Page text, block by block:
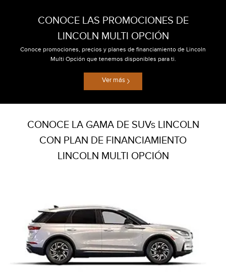
CONOCE LAS PROMOCIONES DE
LINCOLN MULTI OPCIÓN
Conoce promociones, precios y planes de financiamiento de Lincoln
Multi Opción que tenemos disponibles para ti.
Ver más
CONOCE LA GAMA DE SUVs LINCOLN
CON PLAN DE FINANCIAMIENTO
LINCOLN MULTI OPCIÓN